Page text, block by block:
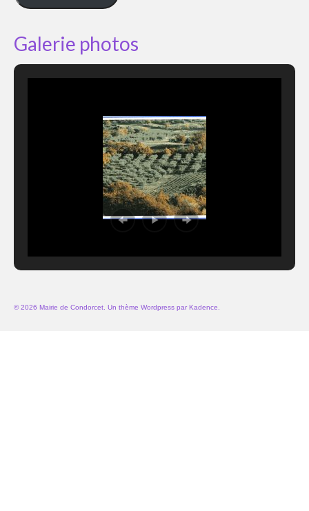
Galerie photos
© 2026 Mairie de Condorcet. Un thème Wordpress par Kadence.